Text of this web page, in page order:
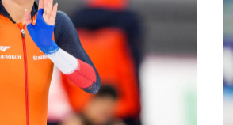
app.
Lees meer over duurzaam reizen